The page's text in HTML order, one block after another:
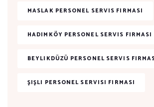
MASLAK PERSONEL SERVIS FIRMASI
HADIMKÖY PERSONEL SERVIS FIRMASI
BEYLIKDÜZÜ PERSONEL SERVIS
ŞIŞLI PERSONEL SERVISI FIRMASI